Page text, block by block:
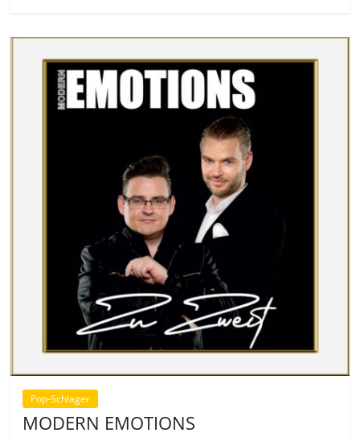
Pop-Schlager
MODERN EMOTIONS